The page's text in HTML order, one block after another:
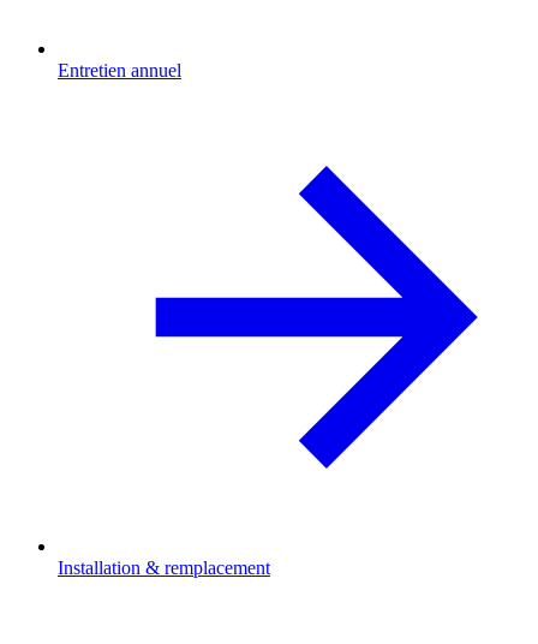
Entretien annuel
Installation & remplacement